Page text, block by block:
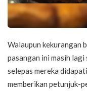
Walaupun kekurangan
pasangan ini masih
selepas mereka
memberikan petunjuk-